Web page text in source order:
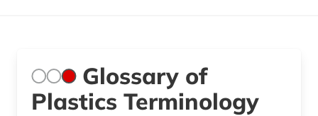
Glossary of
Plastics Terminology